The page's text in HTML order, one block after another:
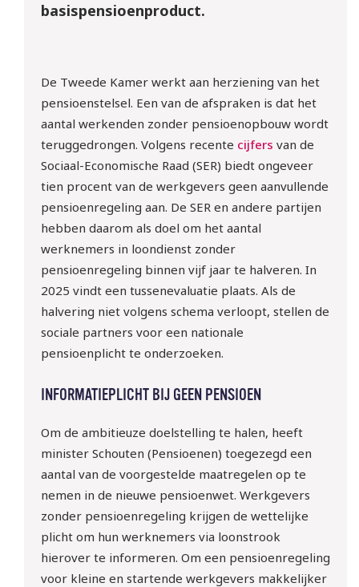
basispensioenproduct.
De Tweede Kamer werkt aan herziening van het
pensioenstelsel. Een van de afspraken is dat het
aantal werkenden zonder pensioenopbouw wordt
teruggedrongen. Volgens recente cijfers van de
Sociaal-Economische Raad (SER) biedt ongeveer
tien procent van de werkgevers geen aanvullende
pensioenregeling aan. De SER en andere partijen
hebben daarom als doel om het aantal
werknemers in loondienst zonder
pensioenregeling binnen vijf jaar te halveren. In
2025 vindt een tussenevaluatie plaats. Als de
halvering niet volgens schema verloopt, stellen de
sociale partners voor een nationale
pensioenplicht te onderzoeken.
INFORMATIEPLICHT BIJ GEEN PENSIOEN
Om de ambitieuze doelstelling te halen, heeft
minister Schouten (Pensioenen) toegezegd een
aantal van de voorgestelde maatregelen op te
nemen in de nieuwe pensioenwet. Werkgevers
zonder pensioenregeling krijgen de wettelijke
plicht om hun werknemers via loonstrook
hierover te informeren. Om een pensioenregeling
voor kleine en startende werkgevers makkelijker